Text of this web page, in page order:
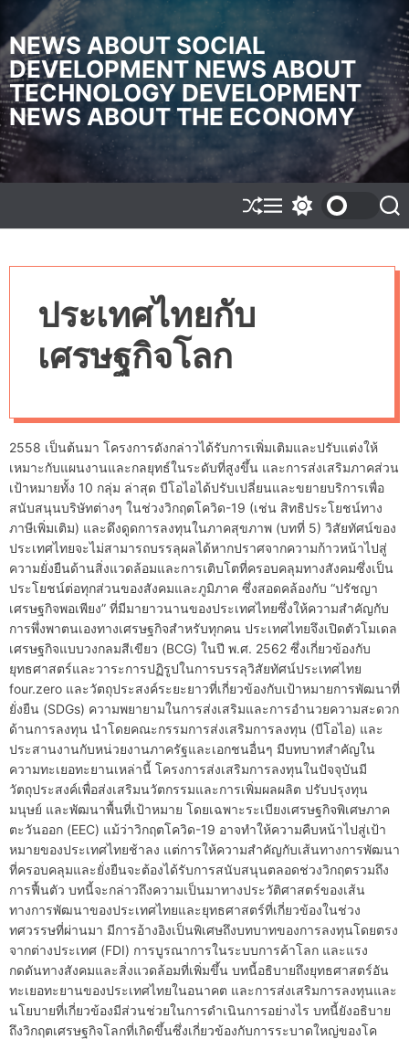
i
p
t
o
c
o
n
n
NEWS ABOUT SOCIAL
DEVELOPMENT NEWS ABOUT
TECHNOLOGY DEVELOPMENT
NEWS ABOUT THE ECONOMY
S
h
e
M
e
w
d
S
e
ประเทศไทยกับ
เศรษฐกิจโลก
2558 เป็นต้นมา โครงการดังกล่าวได้รับการเพิ่มเติมและปรับแต่งให้
เหมาะกับแผนงานและกลยุทธ์ในระดับที่สูงขึ้น และการส่งเสริมภาคส่วน
เป้าหมายทั้ง 10 กลุ่ม ล่าสุด บีโอไอได้ปรับเปลี่ยนและขยายบริการเพื่อ
สนับสนุนบริษัทต่างๆ ในช่วงวิกฤตโควิด-19 (เช่น สิทธิประโยชน์ทาง
ภาษีเพิ่มเติม) และดึงดูดการลงทุนในภาคสุขภาพ (บทที่ 5) วิสัยทัศน์ของ
ประเทศไทยจะไม่สามารถบรรลุผลได้หากปราศจากความก้าวหน้าไปสู่
ความยั่งยืนด้านสิ่งแวดล้อมและการเติบโตที่ครอบคลุมทางสังคมซึ่งเป็น
ประโยชน์ต่อทุกส่วนของสังคมและภูมิภาค ซึ่งสอดคล้องกับ “ปรัชญา
เศรษฐกิจพอเพียง” ที่มีมายาวนานของประเทศไทยซึ่งให้ความสำคัญกับ
การพึ่งพาตนเองทางเศรษฐกิจสำหรับทุกคน ประเทศไทยจึงเปิดตัวโมเดล
เศรษฐกิจแบบวงกลมสีเขียว (BCG) ในปี พ.ศ. 2562 ซึ่งเกี่ยวข้องกับ
ยุทธศาสตร์และวาระการปฏิรูปในการบรรลุวิสัยทัศน์ประเทศไทย
four.zero และวัตถุประสงค์ระยะยาวที่เกี่ยวข้องกับเป้าหมายการพัฒนาที่
ยั่งยืน (SDGs) ความพยายามในการส่งเสริมและการอำนวยความสะดวก
ด้านการลงทุน นำโดยคณะกรรมการส่งเสริมการลงทุน (บีโอไอ) และ
ประสานงานกับหน่วยงานภาครัฐและเอกชนอื่นๆ มีบทบาทสำคัญใน
ความทะเยอทะยานเหล่านี้ โครงการส่งเสริมการลงทุนในปัจจุบันมี
วัตถุประสงค์เพื่อส่งเสริมนวัตกรรมและการเพิ่มผลผลิต ปรับปรุงทุน
มนุษย์ และพัฒนาพื้นที่เป้าหมาย โดยเฉพาะระเบียงเศรษฐกิจพิเศษภาค
ตะวันออก (EEC) แม้ว่าวิกฤตโควิด-19 อาจทำให้ความคืบหน้าไปสู่เป้า
หมายของประเทศไทยช้าลง แต่การให้ความสำคัญกับเส้นทางการพัฒนา
ที่ครอบคลุมและยั่งยืนจะต้องได้รับการสนับสนุนตลอดช่วงวิกฤตรวมถึง
การฟื้นตัว บทนี้จะกล่าวถึงความเป็นมาทางประวัติศาสตร์ของเส้น
ทางการพัฒนาของประเทศไทยและยุทธศาสตร์ที่เกี่ยวข้องในช่วง
ทศวรรษที่ผ่านมา มีการอ้างอิงเป็นพิเศษถึงบทบาทของการลงทุนโดยตรง
จากต่างประเทศ (FDI) การบูรณาการในระบบการค้าโลก และแรง
กดดันทางสังคมและสิ่งแวดล้อมที่เพิ่มขึ้น บทนี้อธิบายถึงยุทธศาสตร์อัน
ทะเยอทะยานของประเทศไทยในอนาคต และการส่งเสริมการลงทุนและ
นโยบายที่เกี่ยวข้องมีส่วนช่วยในการดำเนินการอย่างไร บทนี้ยังอธิบาย
ถึงวิกฤตเศรษฐกิจโลกที่เกิดขึ้นซึ่งเกี่ยวข้องกับการระบาดใหญ่ของโค